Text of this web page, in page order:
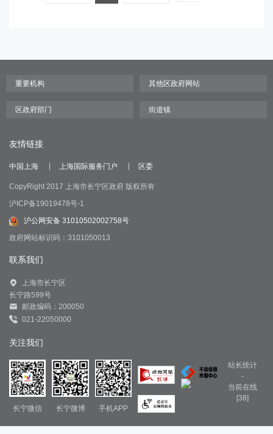
友情链接
中国上海 上海国际服务门户 区委
CopyRight 2017 上海市长宁区政府 版权所有
沪ICP备19019478号-1
沪公网安备 31010502002758号
政府网站标识码：3101050013
联系我们
上海市长宁区
长宁路599号
邮政编码：200050
021-22050000
关注我们
长宁微信 长宁微博 手机APP
站长统计
-
当前在线
[38]